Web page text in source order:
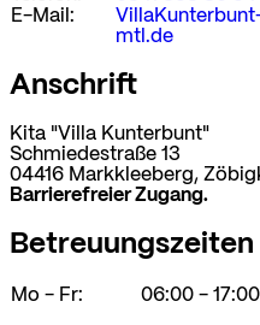
E-Mail:
mtl.de
Anschrift
Kita "Villa Kunterbunt"
Schmiedestraße 13
04416 Markkleeberg,
Barrierefreier Zugang.
Betreuungszeiten
Mo - Fr: 06:00 -